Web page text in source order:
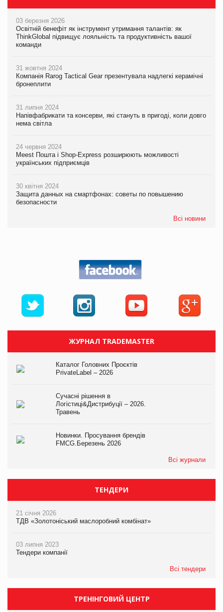
03 березня 2026
Освітній бенефіт як інструмент утримання талантів: як
ThinkGlobal підвищує лояльність та продуктивність вашої
команди
31 жовтня 2024
Компанія Rarog Tactical Gear презентувала надлегкі керамічні
бронеплити
31 липня 2024
Напівфабрикати та консерви, які стануть в пригоді, коли довго
нема світла
24 червня 2024
Meest Пошта і Shop-Express розширюють можливості
українських підприємців
30 квітня 2024
Защита данных на смартфонах: советы по повышению
безопасности
Всі новини
ЖУРНАЛ TRADEMASTER
Каталог Головних Проєктів
PrivateLabel – 2026
Сучасні рішення в
Логістиці&Дистрибуції – 2026.
Травень
Новинки. Просування брендів
FMCG.Березень 2026
Всі журнали
ТЕНДЕРИ
21 січня 2026
ТДВ «Золотоніський маслоробний комбінат»
03 липня 2023
Тендери компанії
Всі тендери
ТРЕНІНГОВИЙ ЦЕНТР